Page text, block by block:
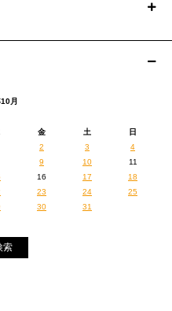
月
金 土
日
2 3
4
9 10
11
16 17
18
23 24
25
30
31